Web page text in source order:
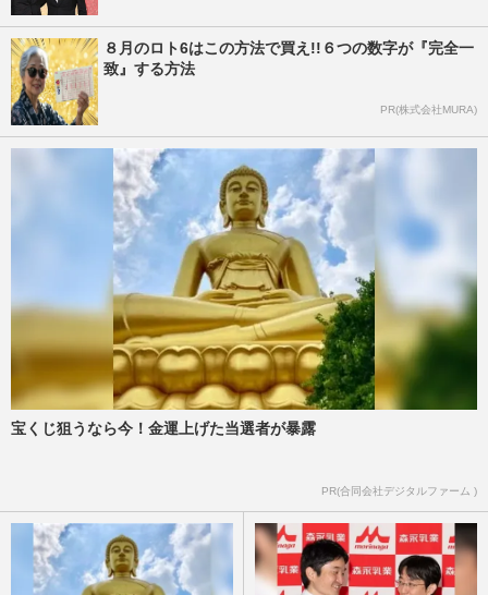
８月のロト6はこの方法で買え!!６つの数字が『完全一
致』する方法
PR(株式会社MURA)
宝くじ狙うなら今！金運上げた当選者が暴露
PR(合同会社デジタルファーム )